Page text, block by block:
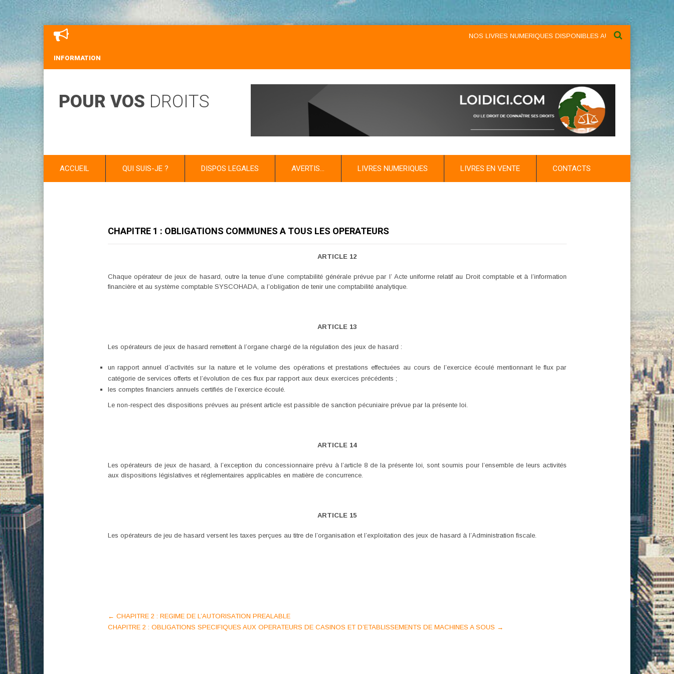
INFORMATION
NOS LIVRES NUMERIQUES DISPONIBLES AU NIVEAU DU MENU
POUR VOS DROITS
ACCUEIL QUI SUIS-JE ? DISPOS LEGALES AVERTIS… LIVRES NUMERIQUES LIVRES EN VENTE CONTACTS
CHAPITRE 1 : OBLIGATIONS COMMUNES A TOUS LES OPERATEURS
ARTICLE 12
Chaque opérateur de jeux de hasard, outre la tenue d’une comptabilité générale prévue par l’ Acte uniforme relatif au Droit comptable et à l’information
financière et au système comptable SYSCOHADA, a l’obligation de tenir une comptabilité analytique.
ARTICLE 13
Les opérateurs de jeux de hasard remettent à l’organe chargé de la régulation des jeux de hasard :
un rapport annuel d’activités sur la nature et le volume des opérations et prestations effectuées au cours de l’exercice écoulé mentionnant le flux par
catégorie de services offerts et l’évolution de ces flux par rapport aux deux exercices précédents ;
les comptes financiers annuels certifiés de l’exercice écoulé.
Le non-respect des dispositions prévues au présent article est passible de sanction pécuniaire prévue par la présente loi.
ARTICLE 14
Les opérateurs de jeux de hasard, à l’exception du concessionnaire prévu à l’article 8 de la présente loi, sont soumis pour l’ensemble de leurs activités
aux dispositions législatives et réglementaires applicables en matière de concurrence.
ARTICLE 15
Les opérateurs de jeu de hasard versent les taxes perçues au titre de l’organisation et l’exploitation des jeux de hasard à l’Administration fiscale.
Post
navigation
← CHAPITRE 2 : REGIME DE L’AUTORISATION PREALABLE
CHAPITRE 2 : OBLIGATIONS SPECIFIQUES AUX OPERATEURS DE CASINOS ET D’ETABLISSEMENTS DE MACHINES A SOUS →